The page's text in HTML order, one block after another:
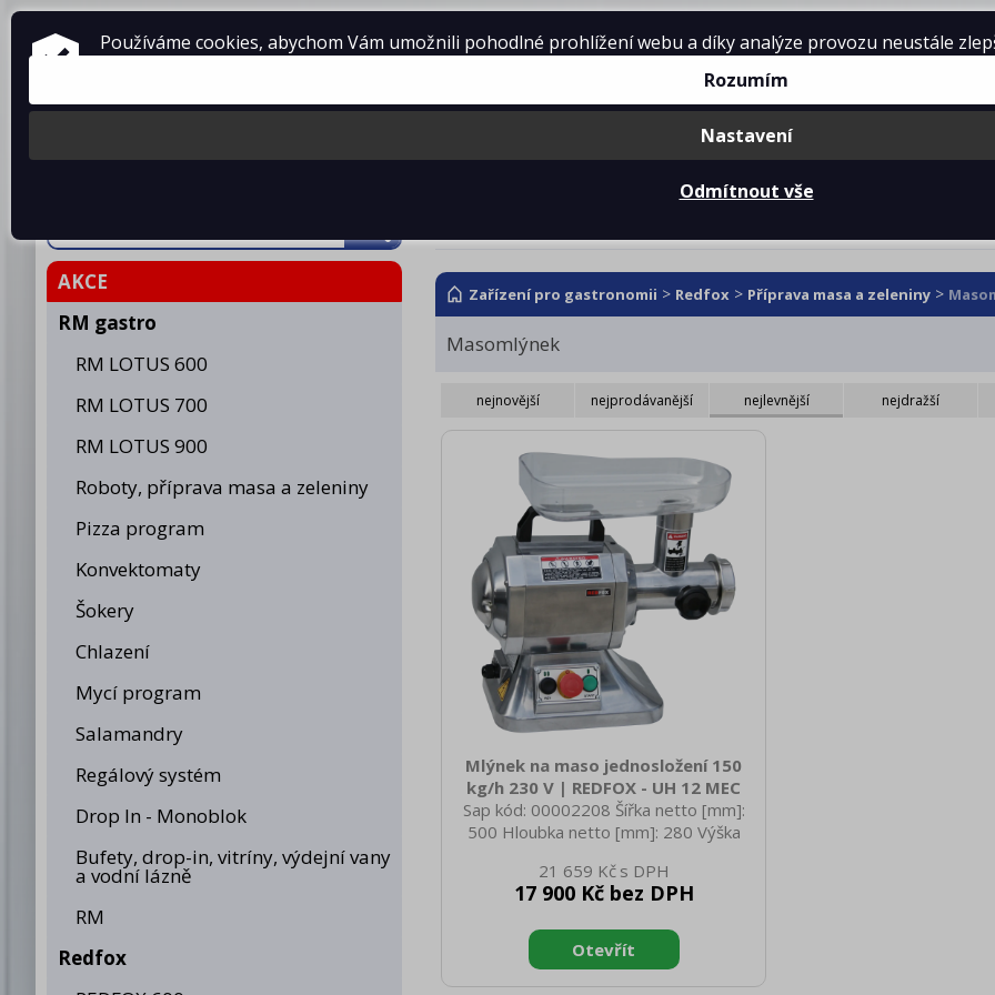
ZAŘÍZENÍ PRO GASTRONOMII
Produkty O firmě Projekty kuchyní Reference Ke
AKCE
RM gastro
RM LOTUS 600
RM LOTUS 700
RM LOTUS 900
Roboty, příprava masa a zeleniny
Pizza program
Konvektomaty
Šokery
Chlazení
Mycí program
Salamandry
Regálový systém
Drop In - Monoblok
Bufety, drop-in, vitríny, výdejní vany
a vodní lázně
RM
Redfox
Zařízení pro gastronomii > Redfox > Příprava masa a zeleniny >
Masomlýnek
nejnovější nejprodávanější nejlevnější nejdražší
Mlýnek na maso jednosložení 150
kg/h 230 V | REDFOX - UH 12 MEC
Sap kód: 00002208 Šířka netto [mm]:
500 Hloubka netto [mm]: 280 Výška
20.00 Šířka brutto [mm]: 500 Hloubka
brutto [mm]: 300 Výška brutto [mm]:
spotřebiče: Elektrické zařízení Materiál:
Hliník Vnější barva zařízení: Nerezové
Příkon elektrický [kW]: 0.370 Napájení:
21 659 Kč
17 900 Kč bez DPH
Používáme cookies, abychom Vám umožnili pohodlné prohlížení webu a díky analýze provozu neustále
Rozumím
Nastavení
Odmítnout vše